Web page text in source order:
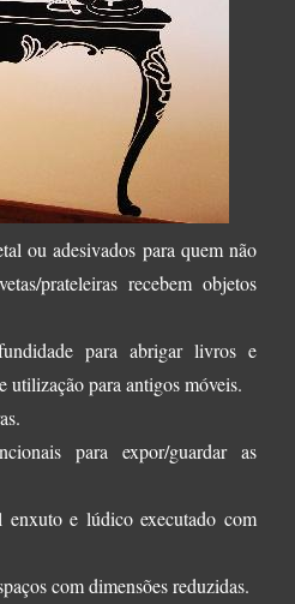
ou adesivados para quem não
prateleiras recebem objetos
para abrigar livros e
utilização para antigos móveis.
para expor/guardar as
e lúdico executado com
com dimensões reduzidas.